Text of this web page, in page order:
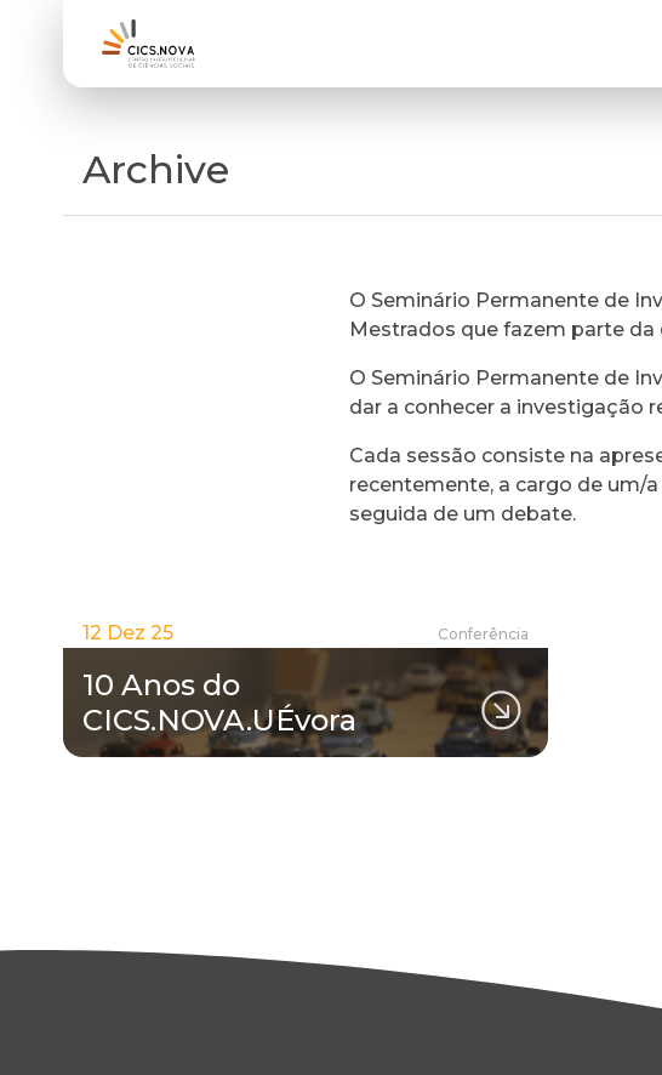
Archive
O Seminário Permanente de
Mestrados que fazem parte da
O Seminário Permanente de
dar a conhecer a investigação
Cada sessão consiste na
recentemente, a cargo de um/
seguida de um debate.
12 Dez 25 Conferência
10 Anos do
CICS.NOVA.UÉvora